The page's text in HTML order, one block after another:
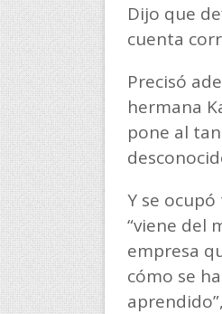
Dijo que
cuenta
Precisó
hermana
pone al
Y se
“viene del
empresa
cómo se